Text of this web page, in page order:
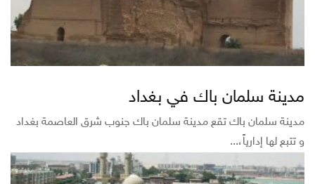
مدينة سلمان باك في بغداد
مدينة سلمان باك تقع مدينة سلمان باك جنوب شرق العاصمة بغداد
و تتبع لها إدارياً،...